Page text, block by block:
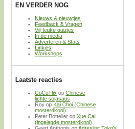
EN VERDER NOG
Nieuws & nieuwtjes
Feedback & Vragen
Vijf leuke quizjes
In de media
Adverteren & Stats
Linkjes
Workshops
Laatste reacties
CoCoFlix op Chinese
lichte sojasaus
Roy op Kai Choi (Chinese
mosterdkool)
Peter Bottelier op Xue Cai
(ingelegde mosterdkool)